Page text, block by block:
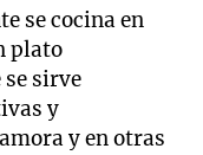
se cocina en
plato
sirve
y
y en otras